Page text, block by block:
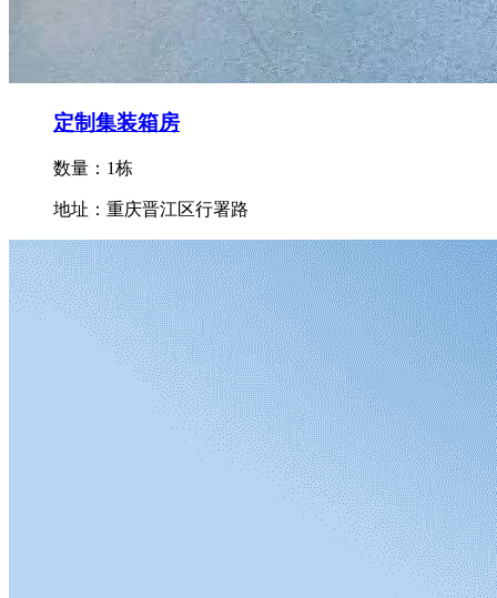
定制集装箱房
数量：1栋
地址：重庆晋江区行署路